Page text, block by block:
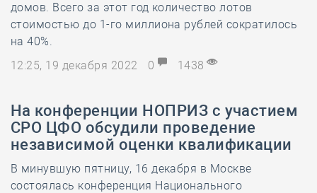
домов. Всего за этот год количество лотов
стоимостью до 1-го миллиона рублей сократилось
на 40%.
12:25, 19 декабря 2022
0 1438
На конференции НОПРИЗ с участием
СРО ЦФО обсудили проведение
независимой оценки квалификации
В минувшую пятницу, 16 декабря в Москве
состоялась конференция Национального